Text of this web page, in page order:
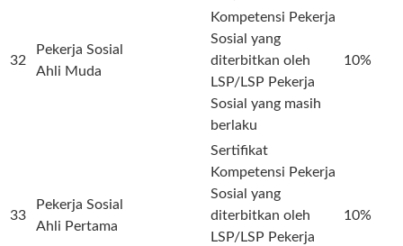
32
Pekerja Sosial
Ahli Muda
Kompetensi Pekerja
Sosial yang
diterbitkan oleh
LSP/LSP Pekerja
Sosial yang masih
berlaku
10%
33
Pekerja Sosial
Ahli Pertama
Sertifikat
Kompetensi Pekerja
Sosial yang
diterbitkan oleh
LSP/LSP Pekerja
10%